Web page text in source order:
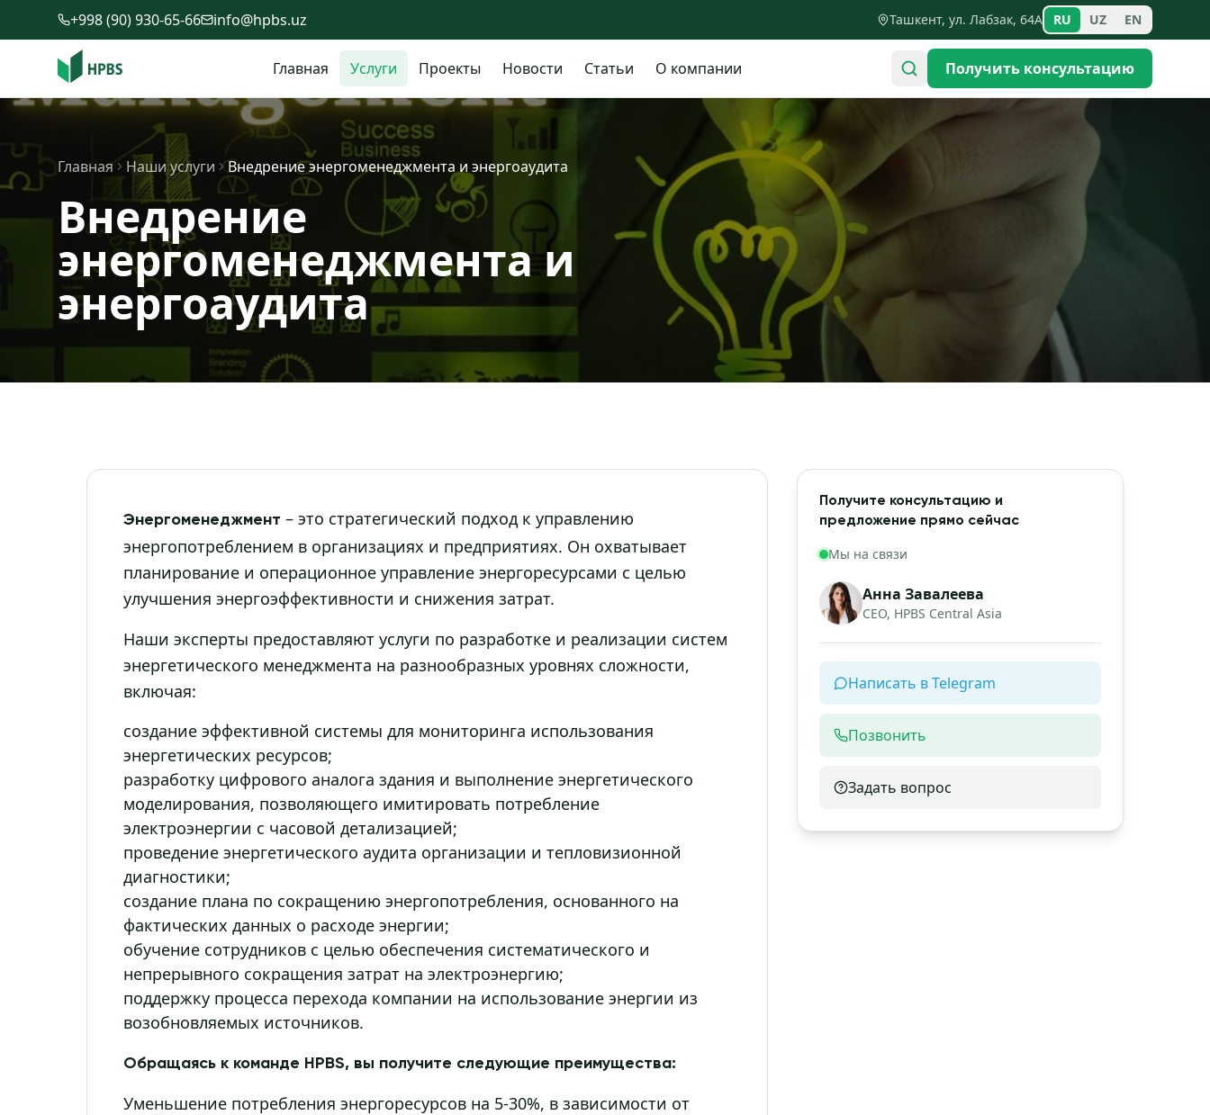
Перейти к содержимому
+998 (90) 930-65-66 info@hpbs.uz Ташкент, ул. Лабзак, 64А RU UZ EN
Главная Услуги Проекты Новости Статьи О компании Получить консультацию
Главная Наши услуги Внедрение энергоменеджмента и энергоаудита
Внедрение
энергоменеджмента и
энергоаудита
Энергоменеджмент – это стратегический подход к управлению
энергопотреблением в организациях и предприятиях. Он охватывает
планирование и операционное управление энергоресурсами с целью
улучшения энергоэффективности и снижения затрат.
Наши эксперты предоставляют услуги по разработке и реализации систем
энергетического менеджмента на разнообразных уровнях сложности,
включая:
создание эффективной системы для мониторинга использования
энергетических ресурсов;
разработку цифрового аналога здания и выполнение энергетического
моделирования, позволяющего имитировать потребление
электроэнергии с часовой детализацией;
проведение энергетического аудита организации и тепловизионной
диагностики;
создание плана по сокращению энергопотребления, основанного на
фактических данных о расходе энергии;
обучение сотрудников с целью обеспечения систематического и
непрерывного сокращения затрат на электроэнергию;
поддержку процесса перехода компании на использование энергии из
возобновляемых источников.
Обращаясь к команде HPBS, вы получите следующие преимущества:
Уменьшение потребления энергоресурсов на 5-30%, в зависимости от
Получите консультацию и
предложение прямо сейчас
Мы на связи
Анна Завалеева
CEO, HPBS Central Asia
Написать в Telegram
Позвонить
Задать вопрос